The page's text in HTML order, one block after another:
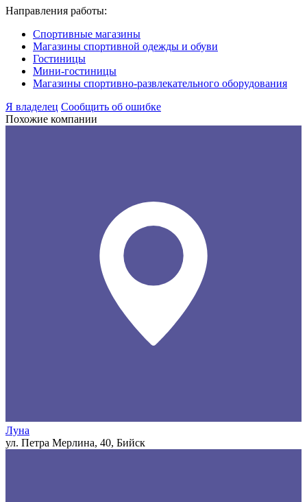
Направления работы:
Спортивные магазины
Магазины спортивной одежды и обуви
Гостиницы
Мини-гостиницы
Магазины спортивно-развлекательного оборудования
Я владелец Сообщить об ошибке
Похожие компании
Луна
ул. Петра Мерлина, 40, Бийск